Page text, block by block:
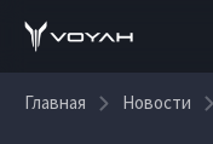
Главная Новости